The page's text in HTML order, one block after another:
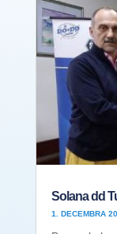
Solana dd
1. DECEMBRA